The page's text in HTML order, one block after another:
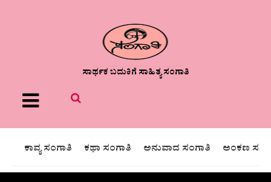
ಸಾರ್ಥಕ ಬದುಕಿಗೆ ಸಾಹಿತ್ಯ ಸಂಗಾತಿ
Menu
ಕಾವ್ಯ ಸಂಗಾತಿ ಕಥಾ ಸಂಗಾತಿ ಅನುವಾದ ಸಂಗಾತಿ ಅಂಕಣ